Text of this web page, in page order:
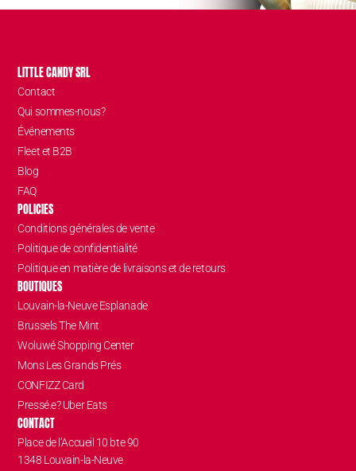
LITTLE CANDY SRL
Contact
Qui sommes-nous?
Événements
Fleet et B2B
Blog
FAQ
POLICIES
Conditions générales de vente
Politique de confidentialité
Politique en matière de livraisons et de retours
BOUTIQUES
Louvain-la-Neuve Esplanade
Brussels The Mint
Woluwé Shopping Center
Mons Les Grands Prés
CONFIZZ Card
Pressé.e? Uber Eats
CONTACT
Place de l’Accueil 10 bte 90
1348 Louvain-la-Neuve